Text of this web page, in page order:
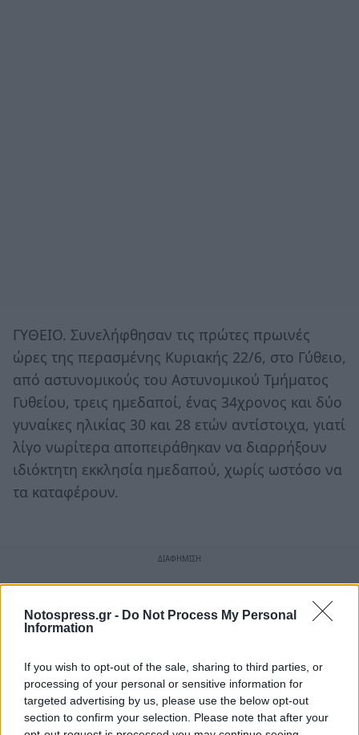
Notospress.gr - Do Not Process My Personal
Information
If you wish to opt-out of the sale, sharing to third parties, or
processing of your personal or sensitive information for
targeted advertising by us, please use the below opt-out
section to confirm your selection. Please note that after your
ΓΥΘΕΙΟ. Συνελήφθησαν τις πρώτες πρωινές
ώρες της περασμένης Κυριακής 22/6, στο Γύθειο,
από αστυνομικούς του Αστυνομικού Τμήματος
Γυθείου, τρεις ημεδαποί, ένας 34χρονος και δύο
γυναίκες ηλικίας 30 και 28 ετών αντίστοιχα, γιατί
λίγο νωρίτερα αποπειράθηκαν να διαρρήξουν
ιδιόκτητη εκκλησία ημεδαπού, χωρίς ωστόσο να
τα καταφέρουν.